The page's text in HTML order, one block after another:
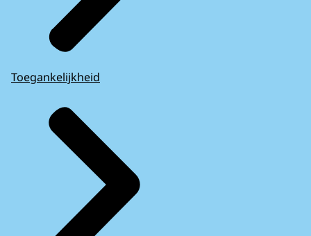
Toegankelijkheid